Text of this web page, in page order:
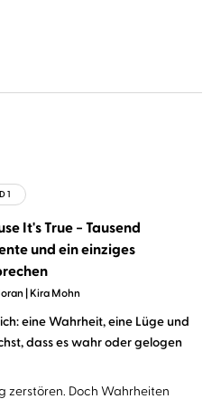
Kira Mohn
It's True − Tausend
und ein einziges
eine Wahrheit, eine Lüge und
dass es wahr oder gelogen
zerstören. Doch Wahrheiten